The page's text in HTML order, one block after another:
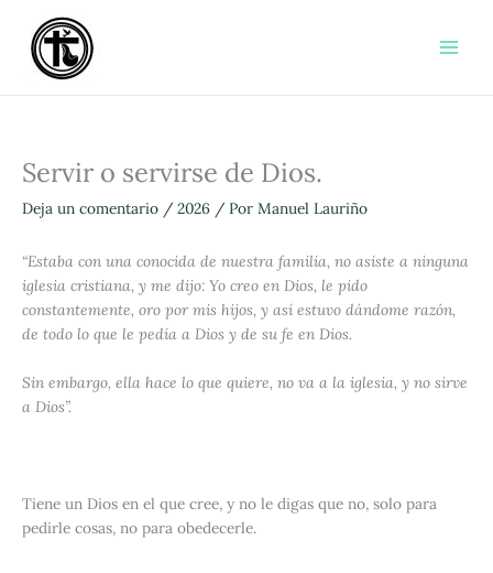
contenido
Servir o servirse de Dios.
Deja un comentario / 2026 / Por Manuel Lauriño
“Estaba con una conocida de nuestra familia, no asiste a ninguna
iglesia cristiana, y me dijo: Yo creo en Dios, le pido
constantemente, oro por mis hijos, y así estuvo dándome razón,
de todo lo que le pedía a Dios y de su fe en Dios.
Sin embargo, ella hace lo que quiere, no va a la iglesia, y no sirve
a Dios”.
Tiene un Dios en el que cree, y no le digas que no, solo para
pedirle cosas, no para obedecerle.